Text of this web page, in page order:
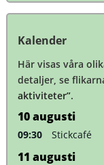
Kalender
Här visas våra
detaljer, se
aktiviteter”.
10augusti
09:30 Stickcafé
11 augusti